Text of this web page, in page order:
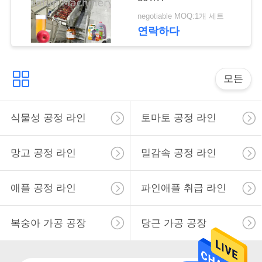
뉴
스
우
인
용
문
negotiable MOQ:1개 세트
연락하다
모든
식물성 공정 라인 토마토 공정 라인
망고 공정 라인 밀감속 공정 라인
애플 공정 라인 파인애플 취급 라인
복숭아 가공 공장 당근 가공 공장